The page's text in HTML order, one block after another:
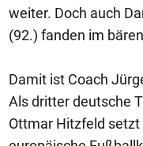
weiter. Doch auch
(92.) fanden im
Damit ist Coach
Als dritter deutsche
Ottmar Hitzfeld setzt